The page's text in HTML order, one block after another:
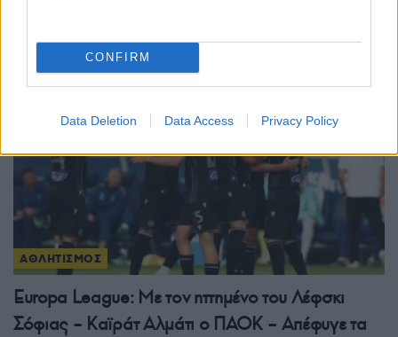
CONFIRM
Data Deletion Data Access Privacy Policy
ΑΘΛΗΤΙΣΜΟΣ
Europa League: Με τον ηττημένο του Λέφσκι
Σόφιας – Καϊράτ Αλμάτι ο ΠΑΟΚ – Απέφυγε τα